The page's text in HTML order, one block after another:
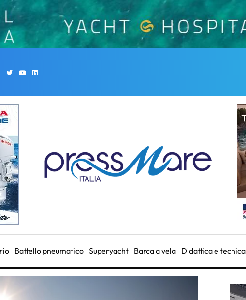
Battello pneumatico Superyacht Barca a vela Didattica e tecnica